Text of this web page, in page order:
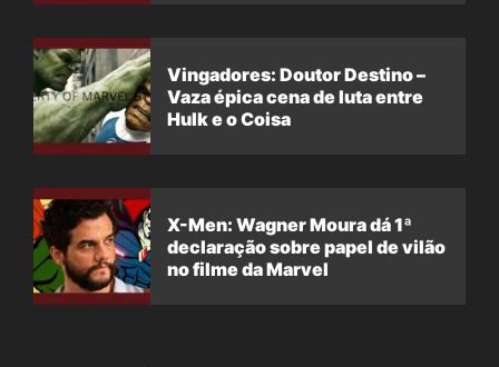
Vingadores: Doutor Destino –
Vaza épica cena de luta entre
Hulk e o Coisa
X-Men: Wagner Moura dá 1ª
declaração sobre papel de vilão
no filme da Marvel